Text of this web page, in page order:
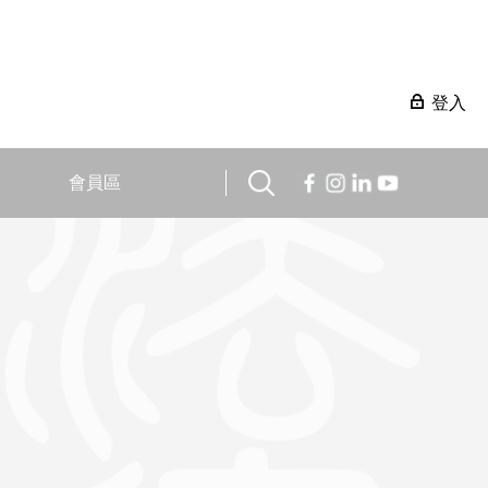
登入
會員區